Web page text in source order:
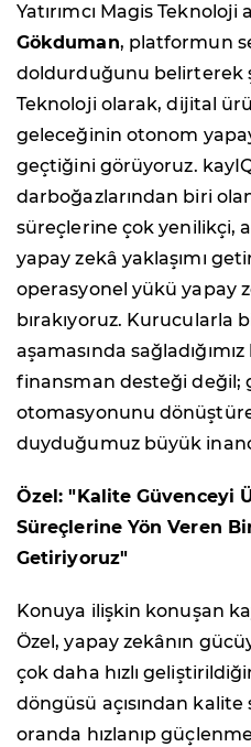
Yatırımcı Magis Teknoloji
Gökduman, platformun
doldurduğunu belirterek
Teknoloji olarak, dijital
geleceğinin otonom
geçtiğini görüyoruz.
darboğazlarından biri
süreçlerine çok yenilikçi,
yapay zekâ yaklaşımı
operasyonel yükü yapay
bırakıyoruz. Kurucularla
aşamasında
finansman desteği değil;
otomasyonunu
duyduğumuz büyük
Özel: "Kalite Güvenceyi
Süreçlerine Yön Veren
Getiriyoruz"
Konuya ilişkin konuşan
Özel, yapay zekânın
çok daha hızlı
döngüsü açısından
oranda hızlanıp